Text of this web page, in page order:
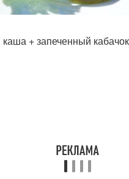
+ запеченный